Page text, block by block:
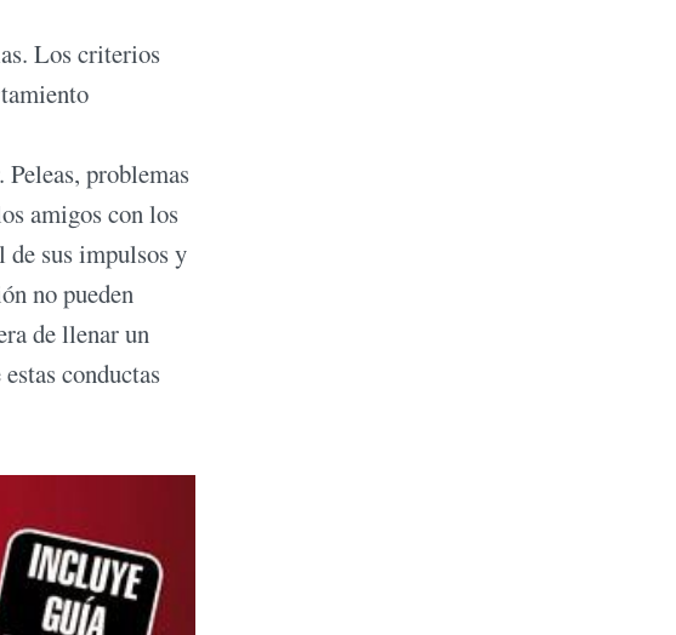
Los criterios
Peleas, problemas
amigos con los
de sus impulsos y
no pueden
de llenar un
conductas